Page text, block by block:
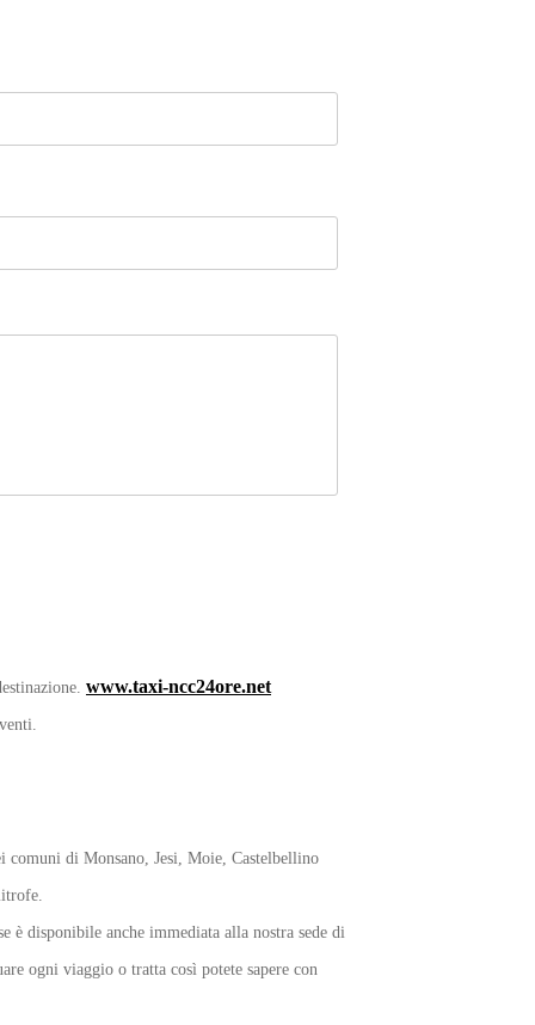
www.taxi-ncc24ore.net
di Monsano, Jesi, Moie, Castelbellino
è disponibile anche immediata alla nostra sede di
ogni viaggio o tratta così potete sapere con